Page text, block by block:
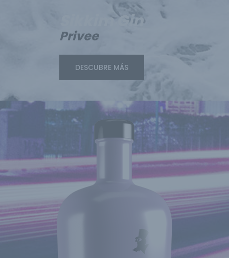
Sikkim Gin
Privee
DESCUBRE MÁS